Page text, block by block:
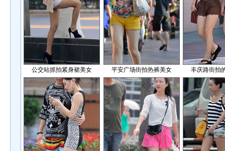
公交站抓拍紧身裙美女 平安广场街拍热裤美女 丰庆路街拍